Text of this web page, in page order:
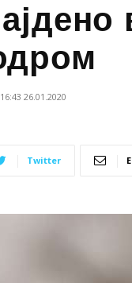
16:43 26.01.2020
Twitter